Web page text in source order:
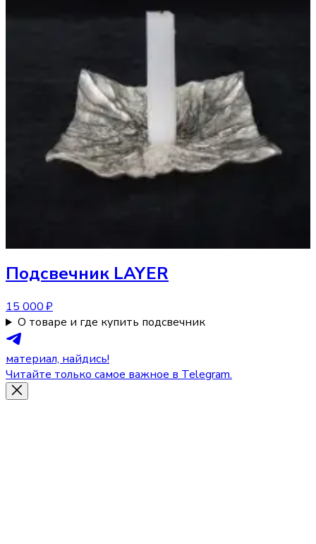
Подсвечник LAYER
15 000 ₽
О товаре и где купить подсвечник
материал, найдись!
Читайте только самое важное в Telegram.